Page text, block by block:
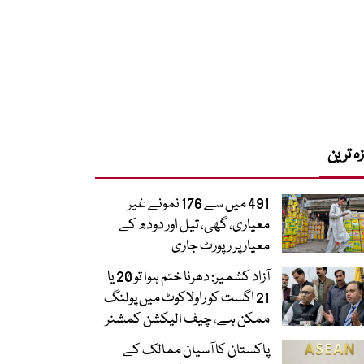
ترین
491 میں سے 176 نمونے غیر
معیاری، گھی، تیل اور دودھ کے
معیار پر رپورٹ جاری
آزاد کشمیر: دھرنا ختم ہوا تو 20 یا
21 اگست کو راولاکوٹ میں پولنگ
ممکن ہے، چیف الیکشن کمشنر
پاکستان کا آسیان ممالک کے